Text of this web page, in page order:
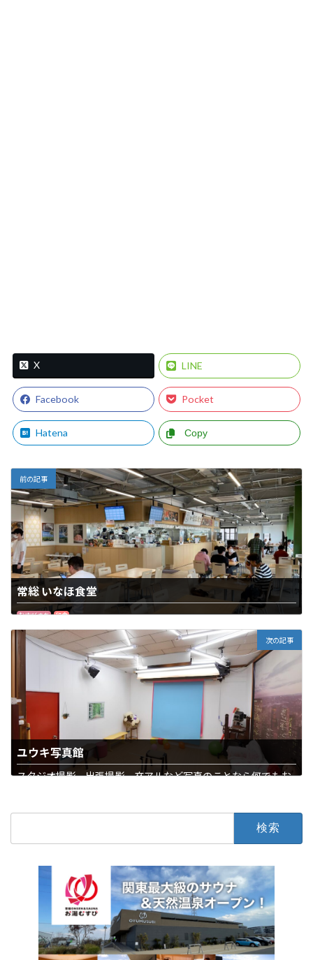
Facebook
X
Hatena
LINE
Pocket
Copy
前の記事
常総 いなほ食堂
むすびまち 和食
次の記事
ユウキ写真館
スタジオ撮影、出張撮影、卒アルなど写真のことなら何でもお